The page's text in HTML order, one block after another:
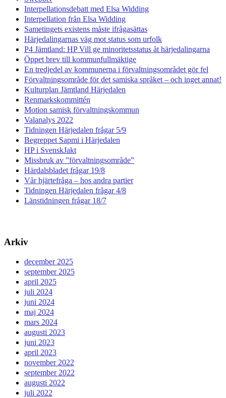
Interpellationsdebatt med Elsa Widding
Interpellation från Elsa Widding
Sametingets existens måste ifrågasättas
Härjedalingarnas väg mot status som urfolk
P4 Jämtland: HP Vill ge minoritetsstatus åt härjedalingarna
Öppet brev till kommunfullmäktige
En tredjedel av kommunerna i förvaltningsområdet gör fel
Förvaltningsområde för det samiska språket – och inget annat!
Kulturplan Jämtland Härjedalen
Renmarkskommittén
Motion samisk förvaltningskommun
Valanalys 2022
Tidningen Härjedalen frågar 5/9
Begreppet Sapmi i Härjedalen
HP i SvenskJakt
Missbruk av ”förvaltningsområde”
Härdalsbladet frågar 19/8
Vår hjärtefråga – hos andra partier
Tidningen Härjedalen frågar 4/8
Länstidningen frågar 18/7
Arkiv
december 2025
september 2025
april 2025
juli 2024
juni 2024
maj 2024
mars 2024
augusti 2023
juni 2023
april 2023
november 2022
september 2022
augusti 2022
juli 2022